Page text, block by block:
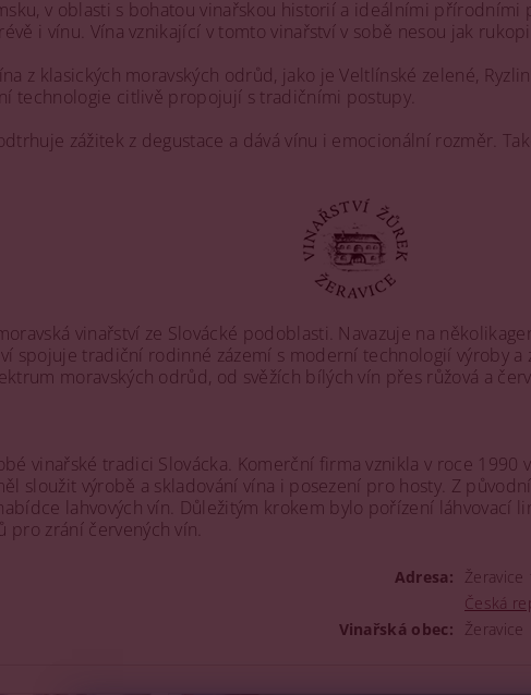
v oblasti s bohatou vinařskou historií a ideálními
i vínu. Vína vznikající v tomto vinařství v sobě nesou jak
z klasických moravských odrůd, jako je Veltlínské zelené,
technologie citlivě propojují s tradičními postupy.
zážitek z degustace a dává vínu i emocionální rozměr.
vinařství ze Slovácké podoblasti. Navazuje na
spojuje tradiční rodinné zázemí s moderní technologií výroby
moravských odrůd, od svěžích bílých vín přes růžová a
vinařské tradici Slovácka. Komerční firma vznikla v roce 1990
sloužit výrobě a skladování vína i posezení pro hosty. Z
lahvových vín. Důležitým krokem bylo pořízení láhvovací
pro zrání červených vín.
Adresa:
Žeravice
Česká
Vinařská obec: Žeravice